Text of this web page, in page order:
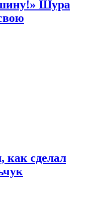
Шура
как сделал